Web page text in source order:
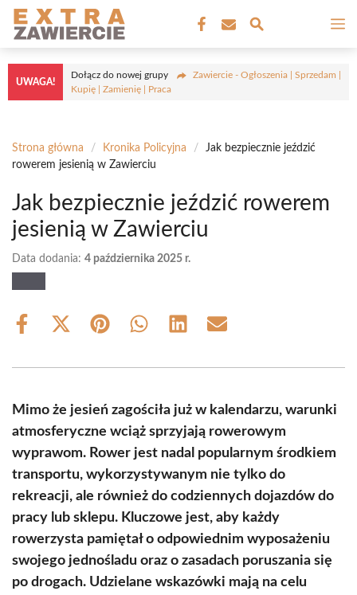
Przejdź
treści
UWAGA!
Dołącz do nowej grupy
Zawiercie - Ogłoszenia | Sprzedam |
Kupię | Zamienię | Praca
Strona główna / Kronika Policyjna /
Jak bezpiecznie jeździć
rowerem jesienią w Zawierciu
Jak bezpiecznie jeździć rowerem
jesienią w Zawierciu
Data dodania: 4 października 2025 r.
Share
Share
(Twitter)
Share Share Share Share
Mimo że jesień zagościła już w kalendarzu, warunki
atmosferyczne wciąż sprzyjają rowerowym
wyprawom. Rower jest nadal popularnym środkiem
transportu, wykorzystywanym nie tylko do
rekreacji, ale również do codziennych dojazdów do
pracy lub sklepu. Kluczowe jest, aby każdy
rowerzysta pamiętał o odpowiednim wyposażeniu
swojego jednośladu oraz o zasadach poruszania się
po drogach. Udzielane wskazówki mają na celu